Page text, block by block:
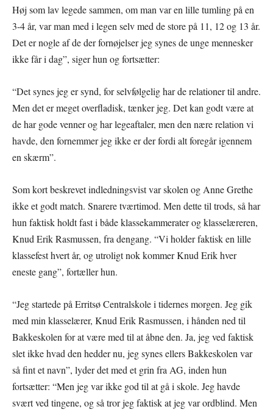
Høj som lav legede sammen, om man var en lille tumling på en
3-4 år, var man med i legen selv med de store på 11, 12 og 13 år.
Det er nogle af de der fornøjelser jeg synes de unge mennesker
ikke får i dag”, siger hun og fortsætter:
“Det synes jeg er synd, for selvfølgelig har de relationer til andre.
Men det er meget overfladisk, tænker jeg. Det kan godt være at
de har gode venner og har legeaftaler, men den nære relation vi
havde, den fornemmer jeg ikke er der fordi alt foregår igennem
en skærm”.
Som kort beskrevet indledningsvist var skolen og Anne Grethe
ikke et godt match. Snarere tværtimod. Men dette til trods, så har
hun faktisk holdt fast i både klassekammerater og klasselæreren,
Knud Erik Rasmussen, fra dengang. “Vi holder faktisk en lille
klassefest hvert år, og utroligt nok kommer Knud Erik hver
eneste gang”, fortæller hun.
“Jeg startede på Erritsø Centralskole i tidernes morgen. Jeg gik
med min klasselærer, Knud Erik Rasmussen, i hånden ned til
Bakkeskolen for at være med til at åbne den. Ja, jeg ved faktisk
slet ikke hvad den hedder nu, jeg synes ellers Bakkeskolen var
så fint et navn”, lyder det med et grin fra AG, inden hun
fortsætter: “Men jeg var ikke god til at gå i skole. Jeg havde
svært ved tingene, og så tror jeg faktisk at jeg var ordblind. Men